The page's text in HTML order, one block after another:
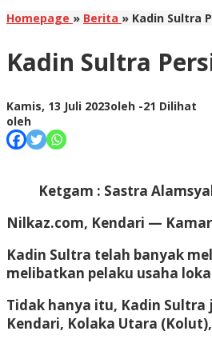
Homepage » Berita » Kadin Sultra
Kadin Sultra
Kamis, 13 Juli 2023oleh -21 Dilihat
oleh
Ketgam : Sastra
Nilkaz.com, Kendari — Kamar
Kadin Sultra telah banyak
melibatkan pelaku usaha
Tidak hanya itu, Kadin
Kendari, Kolaka Utara